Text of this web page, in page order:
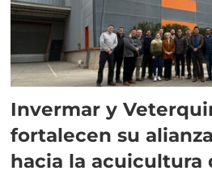
Invermar y
fortalecen su
hacia la acuicultura